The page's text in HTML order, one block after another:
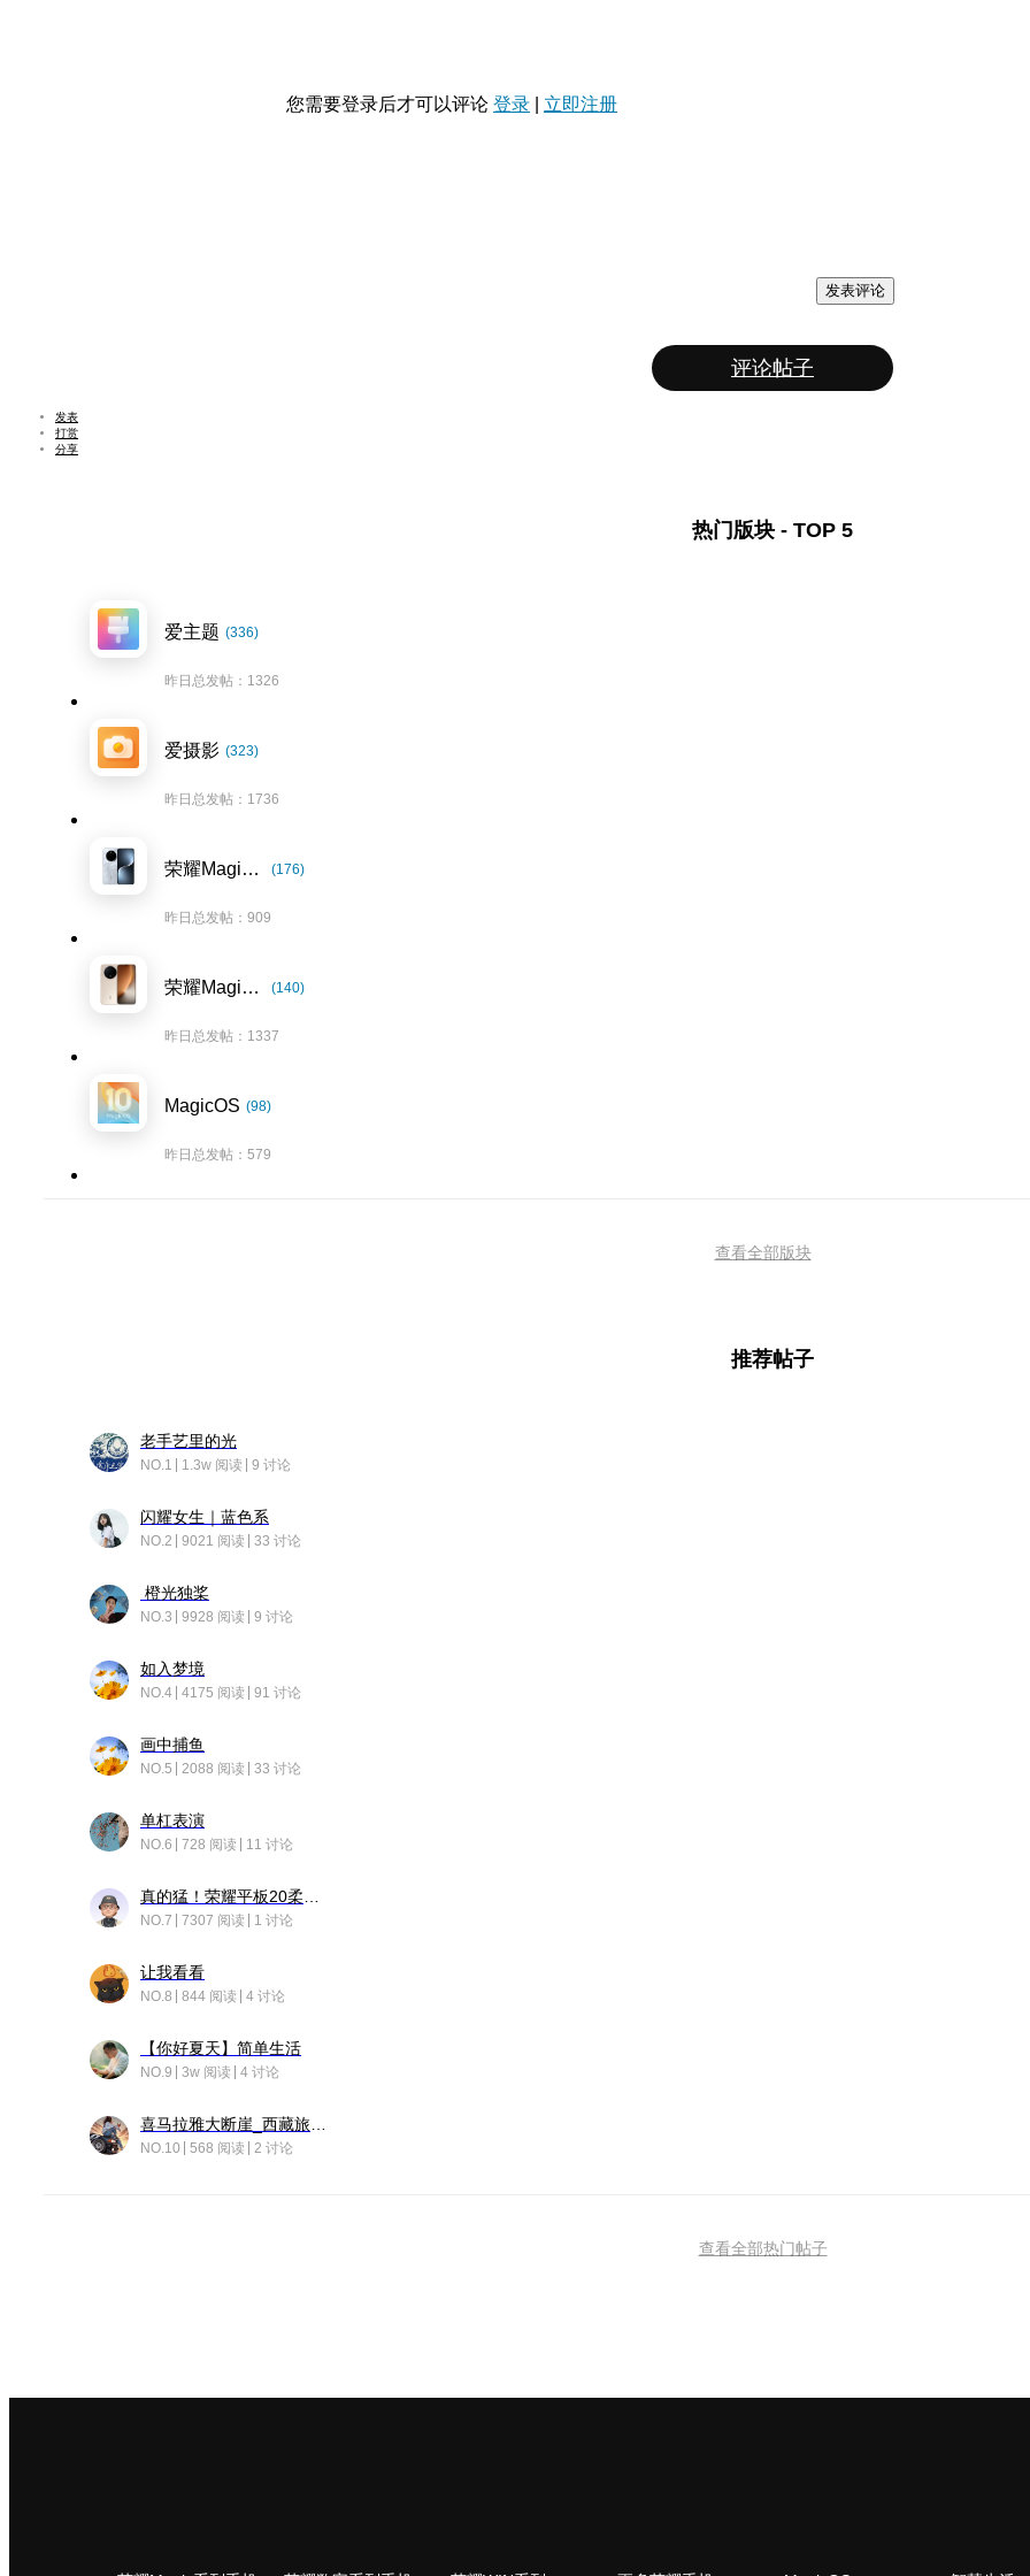
您需要登录后才可以评论 登录 立即注册
发表评论
评论帖子
发表
打赏
分享
热门版块 - TOP 5
爱主题 (336)
昨日总发帖：1326
爱摄影 (323)
昨日总发帖：1736
荣耀Magic7系列 (176)
昨日总发帖：909
荣耀Magic8系列 (140)
昨日总发帖：1337
MagicOS (98)
昨日总发帖：579
查看全部版块
推荐帖子
老手艺里的光
NO.1 1.3w 阅读 9 讨论
闪耀女生｜蓝色系
NO.2 9021 阅读 33 讨论
橙光独桨
NO.3 9928 阅读 9 讨论
如入梦境
NO.4 4175 阅读 91 讨论
画中捕鱼
NO.5 2088 阅读 33 讨论
单杠表演
NO.6 728 阅读 11 讨论
NO.7 7307 阅读 1 讨论
让我看看
NO.8 844 阅读 4 讨论
【你好夏天】简单生活
NO.9 3w 阅读 4 讨论
NO.10 568 阅读 2 讨论
查看全部热门帖子